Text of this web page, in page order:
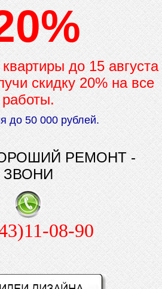
до15 августа
скидку 20% на все
работы.
до 50 000 рублей.
РЕМОНТ -
ЗВОНИ
08-90